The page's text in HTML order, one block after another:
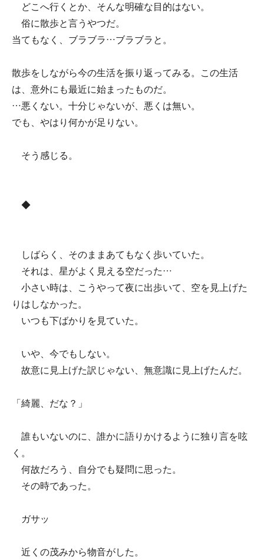
どこへ行くとか、そんな明確な目的はない。
俗に散歩と言うやつだ。
当てもなく、ブラブラ…ブラブラと。
散歩をしながら今の生活を振り返ってみる。この生活
は、意外にも最近に始まったものだ。
…悪くない。十分じゃないが、悪くは無い。
でも、やはり何かが足りない。
そう感じる。
◆
しばらく、そのままあてもなく歩いていた。
それは、星がよく見える空だった…
小さい時は、こうやって夜に出歩いて、空を見上げた
りはしなかった。
いつも下ばかりを見ていた。
いや、今でもしない。
故意に見上げた訳じゃない、無意識に見上げたんだ。
「綺麗、だな？」
誰もいないのに、誰かに語りかけるように独り言を呟
く。
何故だろう、自分でも疑問に思った。
その時であった。
ガサッ
近くの茂みから物音がした。